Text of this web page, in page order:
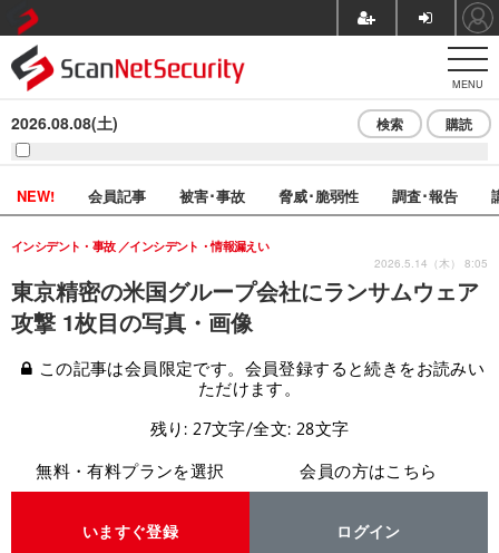
MENU
2026.08.08(土) 検索 購読
NEW! 会員記事 被害･事故 脅威･脆弱性 調査･報告
東京精密の米国グループ会社にランサムウェア
攻撃 1枚目の写真・画像
インシデント・事故 インシデント・情報漏えい
2026.5.14（木） 8:05
この記事は会員限定です。会員登録すると続きをお読みい
ただけます。
残り: 27文字/全文: 28文字
無料・有料プランを選択
いますぐ登録
会員の方はこちら
ログイン